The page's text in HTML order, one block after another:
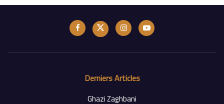
Derniers Articles
Ghazi Zaghbani